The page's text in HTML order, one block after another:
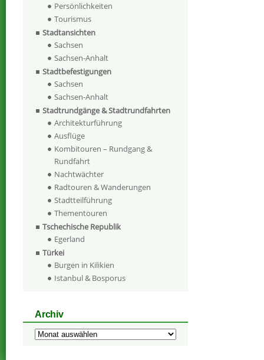
Persönlichkeiten
Tourismus
Stadtansichten
Sachsen
Sachsen-Anhalt
Stadtbefestigungen
Sachsen
Sachsen-Anhalt
Stadtrundgänge & Stadtrundfahrten
Architekturführung
Ausflüge
Kombitouren – Rundgang &
Rundfahrt
Nachtwächter
Radtouren & Wanderungen
Stadtteilführung
Thementouren
Tschechische Republik
Egerland
Türkei
Burgen in Kilikien
Istanbul & Bosporus
Archiv
Archiv